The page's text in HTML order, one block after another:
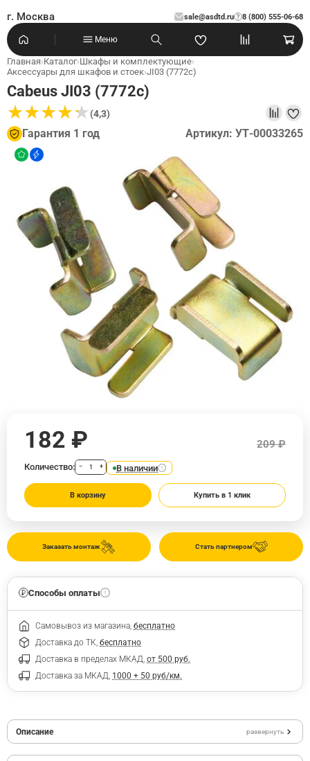
г. Москва sale@asdtd.ru 8 (800) 555-06-68
?
Меню
Главная›Каталог›Шкафы и комплектующие›
Аксессуары для шкафов и стоек›JI03 (7772c)
Cabeus JI03 (7772c)
★★★★★
★★★★★(4,3)
Гарантия 1 год Артикул: УТ-00033265
Стать партнером
Заказать монтаж
182 ₽ 209 ₽
Количество: − + В наличии
В корзину Купить в 1 клик
Способы оплаты
Самовывоз из магазина, бесплатно
Доставка до ТК, бесплатно
Доставка в пределах МКАД, от 500 руб.
Доставка за МКАД, 1000 + 50 руб/км.
Описание развернуть